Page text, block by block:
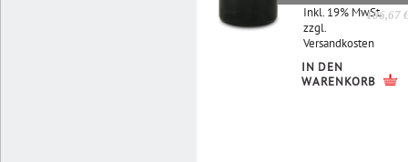
106,67
Inkl. 19% MwSt.
zzgl.
Versandkosten
IN DEN
WARENKORB